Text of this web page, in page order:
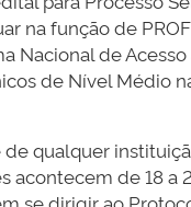
na função de
Nacional de Acesso
de Nível Médio
de qualquer
acontecem de 18 a